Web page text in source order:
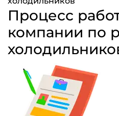
Процесс
компании по